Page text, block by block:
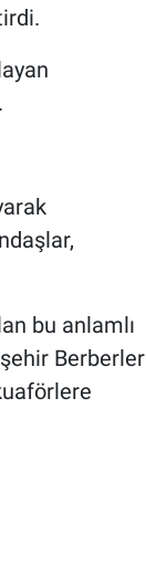
bu anlamlı
Berberler